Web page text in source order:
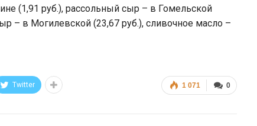
(1,91 руб.), рассольный сыр – в Гомельской
– в Могилевской (23,67 руб.), сливочное масло –
0
1 071
Twitter